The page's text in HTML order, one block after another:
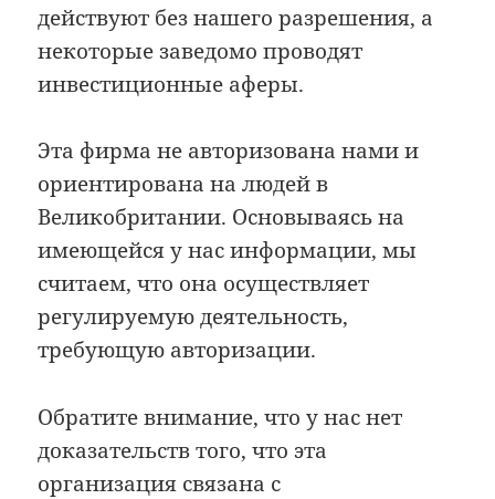
действуют без нашего разрешения, а
некоторые заведомо проводят
инвестиционные аферы.
Эта фирма не авторизована нами и
ориентирована на людей в
Великобритании. Основываясь на
имеющейся у нас информации, мы
считаем, что она осуществляет
регулируемую деятельность,
требующую авторизации.
Обратите внимание, что у нас нет
доказательств того, что эта
организация связана с